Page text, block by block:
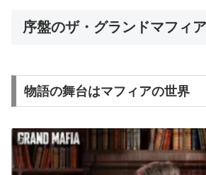
序盤のザ・グランドマフィ
物語の舞台はマフィアの世界